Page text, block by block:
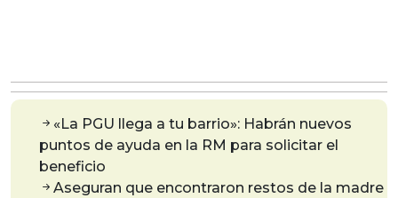
«La PGU llega a tu barrio»: Habrán nuevos
puntos de ayuda en la RM para solicitar el
beneficio
Aseguran que encontraron restos de la madre